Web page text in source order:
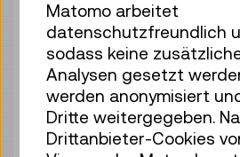
So 09.08. 13:00–13:40
Reservierung
35 Plätze frei
€ 2,50
So 09.08. 14:00–14:40
Reservierung
Matomo arbeitet
datenschutzfreundlich
sodass keine
Analysen gesetzt
werden anonymisiert
Dritte weitergegeben.
Drittanbieter-Cookies